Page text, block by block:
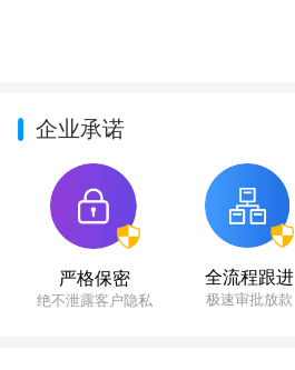
企业承诺
严格保密
绝不泄露客户隐私
全流程跟进
极速审批放款